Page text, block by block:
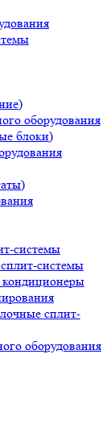
оборудования
блоки)
системы
системы
сплит-
оборудования